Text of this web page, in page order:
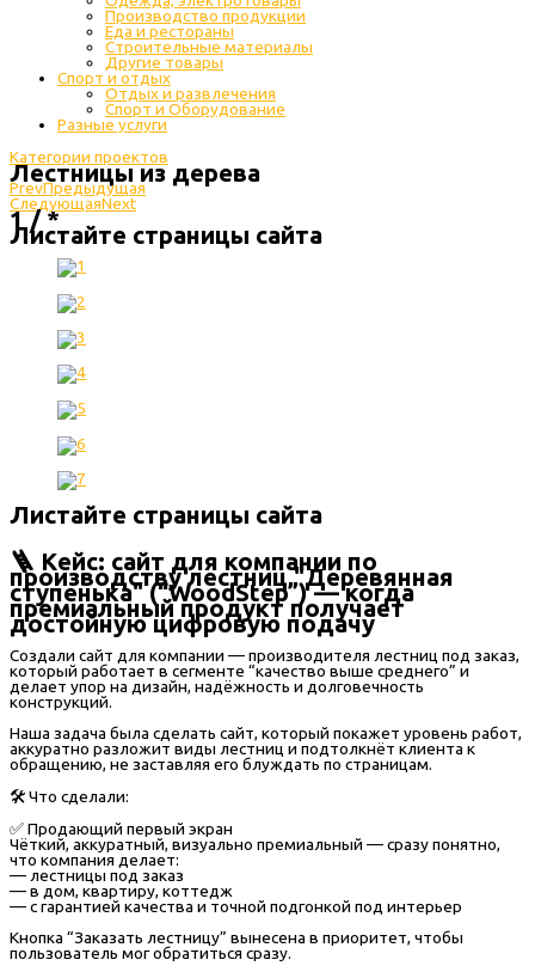
Производство продукции
Еда и рестораны
Строительные материалы
Другие товары
Спорт и отдых
Отдых и развлечения
Спорт и Оборудование
Разные услуги
Категории проектов
Лестницы из дерева
PrevПредыдущая
СледующаяNext
1 / *
Листайте страницы сайта
Листайте страницы сайта
🪜 Кейс: сайт для компании по
производству лестниц "Деревянная
ступенька" (“WoodStep”) — когда
премиальный продукт получает
достойную цифровую подачу
Создали сайт для компании — производителя лестниц под заказ,
который работает в сегменте “качество выше среднего” и
делает упор на дизайн, надёжность и долговечность
конструкций.
Наша задача была сделать сайт, который покажет уровень работ,
аккуратно разложит виды лестниц и подтолкнёт клиента к
обращению, не заставляя его блуждать по страницам.
🛠 Что сделали:
✅ Продающий первый экран
Чёткий, аккуратный, визуально премиальный — сразу понятно,
что компания делает:
— лестницы под заказ
— в дом, квартиру, коттедж
— с гарантией качества и точной подгонкой под интерьер
Кнопка “Заказать лестницу” вынесена в приоритет, чтобы
пользователь мог обратиться сразу.